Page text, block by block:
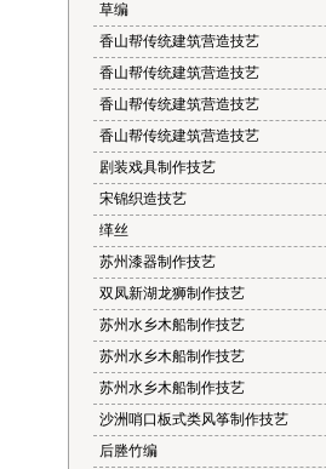
草编
香山帮传统建筑营造技艺
香山帮传统建筑营造技艺
香山帮传统建筑营造技艺
香山帮传统建筑营造技艺
剧装戏具制作技艺
宋锦织造技艺
缂丝
苏州漆器制作技艺
双凤新湖龙狮制作技艺
苏州水乡木船制作技艺
苏州水乡木船制作技艺
苏州水乡木船制作技艺
沙洲哨口板式类风筝制作技艺
后塍竹编